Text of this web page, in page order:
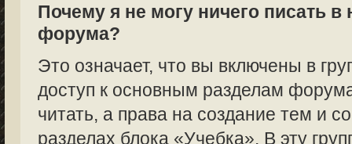
Почему я не могу ничего писать в
форума?
Это означает, что вы включены в
доступ к основным разделам
читать, а права на создание тем и
разделах блока «Учебка». В эту